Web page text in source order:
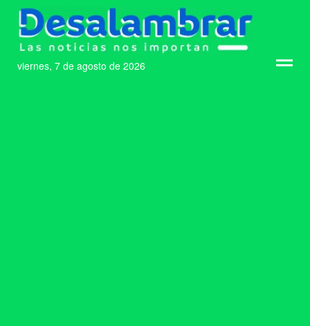
viernes, 7 de agosto de 2026